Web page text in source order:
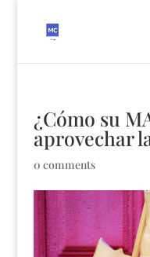
¿Cómo su
aprovechar
0 comments